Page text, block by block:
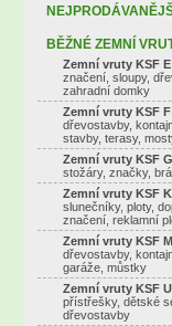
BĚŽNÉ ZEMNÍ
Zemní vruty KSF E
značení, sloupy,
zahradní domky
Zemní vruty KSF F
dřevostavby,
stavby, terasy,
Zemní vruty KSF G
stožáry, značky,
Zemní vruty KSF
slunečníky, ploty,
značení, reklamní
Zemní vruty KSF M
dřevostavby,
garáže, můstky
Zemní vruty KSF U
přístřešky, dětské
dřevostavby